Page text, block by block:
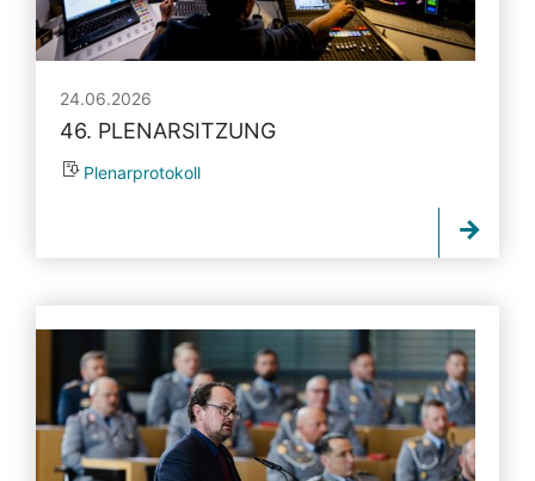
24.06.2026
46. PLENARSITZUNG
Plenarprotokoll